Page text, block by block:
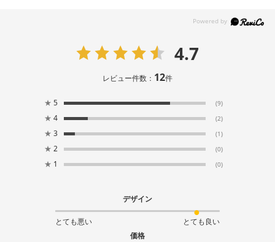
4.7
レビュー件数： 12件
★ 5 (9)
★ 4 (2)
★ 3 (1)
★ 2 (0)
★ 1 (0)
デザイン
とても悪い
とても良い
価格